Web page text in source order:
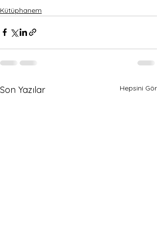
Kütüphanem
Son Yazılar Hepsini Gör